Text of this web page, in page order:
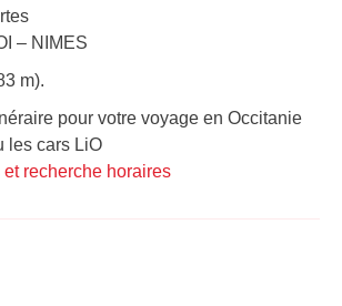
– NIMES
m).
pour votre voyage en Occitanie
les cars LiO
recherche horaires